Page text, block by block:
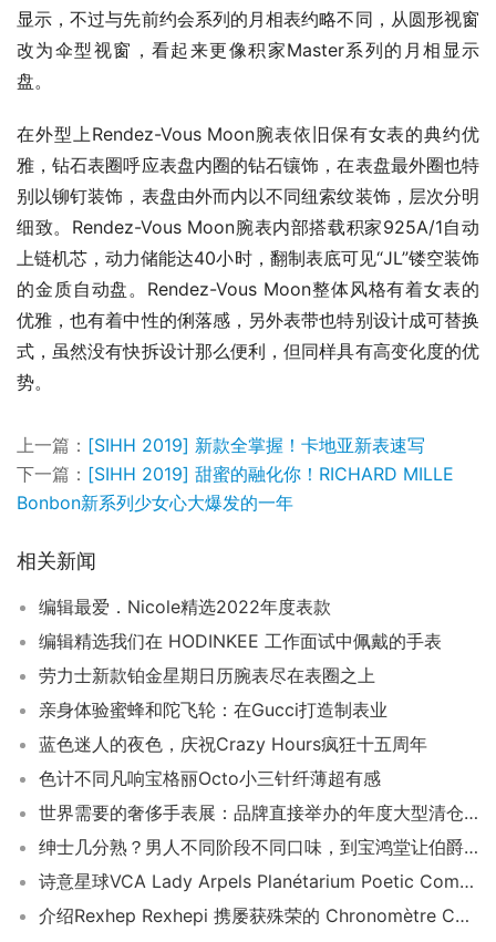
显示，不过与先前约会系列的月相表约略不同，从圆形视窗
改为伞型视窗，看起来更像积家Master系列的月相显示
盘。
在外型上Rendez-Vous Moon腕表依旧保有女表的典约优
雅，钻石表圈呼应表盘内圈的钻石镶饰，在表盘最外圈也特
别以铆钉装饰，表盘由外而内以不同纽索纹装饰，层次分明
细致。Rendez-Vous Moon腕表内部搭载积家925A/1自动
上链机芯，动力储能达40小时，翻制表底可见“JL”镂空装饰
的金质自动盘。Rendez-Vous Moon整体风格有着女表的
优雅，也有着中性的俐落感，另外表带也特别设计成可替换
式，虽然没有快拆设计那么便利，但同样具有高变化度的优
势。
上一篇： [SIHH 2019] 新款全掌握！卡地亚新表速写
下一篇： [SIHH 2019] 甜蜜的融化你！RICHARD MILLE
Bonbon新系列少女心大爆发的一年
相关新闻
编辑最爱．Nicole精选2022年度表款
编辑精选我们在 HODINKEE 工作面试中佩戴的手表
劳力士新款铂金星期日历腕表尽在表圈之上
亲身体验蜜蜂和陀飞轮：在Gucci打造制表业
蓝色迷人的夜色，庆祝Crazy Hours疯狂十五周年
色计不同凡响宝格丽Octo小三针纤薄超有感
世界需要的奢侈手表展：品牌直接举办的年度大型清仓特卖会
绅士几分熟？男人不同阶段不同口味，到宝鸿堂让伯爵来满足你
诗意星球VCA Lady Arpels Planétarium Poetic Complications华丽进阶版
介绍Rexhep Rexhepi 携屡获殊荣的 Chronomètre Contemporain 的续集回归